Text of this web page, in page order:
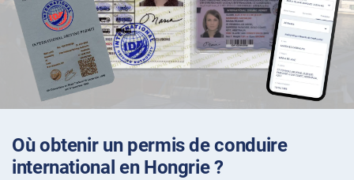
Où obtenir un permis de conduire
international en Hongrie ?